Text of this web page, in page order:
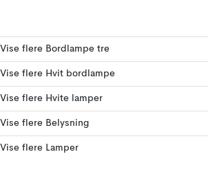
Vise flere Bordlampe tre
Vise flere Hvit bordlampe
Vise flere Hvite lamper
Vise flere Belysning
Vise flere Lamper